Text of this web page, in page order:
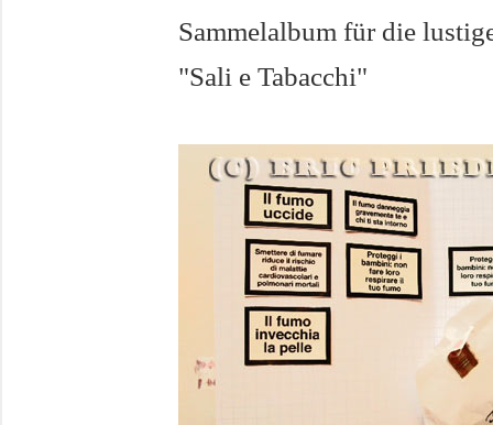
Sammelalbum für die
"Sali e Tabacchi"